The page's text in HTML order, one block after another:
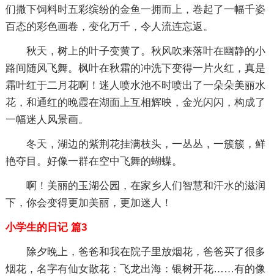
们撒下饲料时五彩缤纷的金鱼一拥而上，卷起了一幅千姿
百态的彩色画卷，变化万千，令人流连忘返。
秋天，树上的叶子变黄了。秋风吹来落叶在幽静的小
路间随风飞舞。枫叶在秋霜的冲洗下变得一片火红，真是
霜叶红于二月花啊！迷人喷水池不时喷出了一朵朵美丽水
花，和通红的晚霞在湖面上互相辉映，金光闪闪，构成了
一幅迷人风景画。
冬天，湖边的紫荆花挂满枝头，一丛丛，一簇簇，鲜
艳夺目。好像一群在空中飞舞的蝴蝶。
啊！美丽的玉湖公园，在家乡人们智慧和汗水的滋润
下，你会变得更加美丽，更加迷人！
小学生的日记 篇3
除夕晚上，爸爸和我在院子里放烟花，爸爸买了很多
烟花，名字有仙女散花：飞龙出海：银树开花……有的像